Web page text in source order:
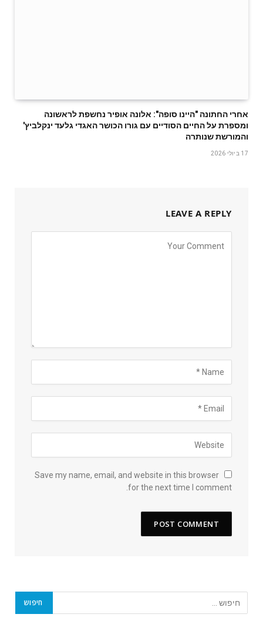
אחרי החתונה "היינו סופה": אלונה אופיר נחשפת לראשונה
ומספרת על החיים הסודיים עם גורו הכושר האגדי גלעד ינקלביץ'
והמורשת שנותרה
17 ביולי 2026
LEAVE A REPLY
Save my name, email, and website in this browser
for the next time I comment.